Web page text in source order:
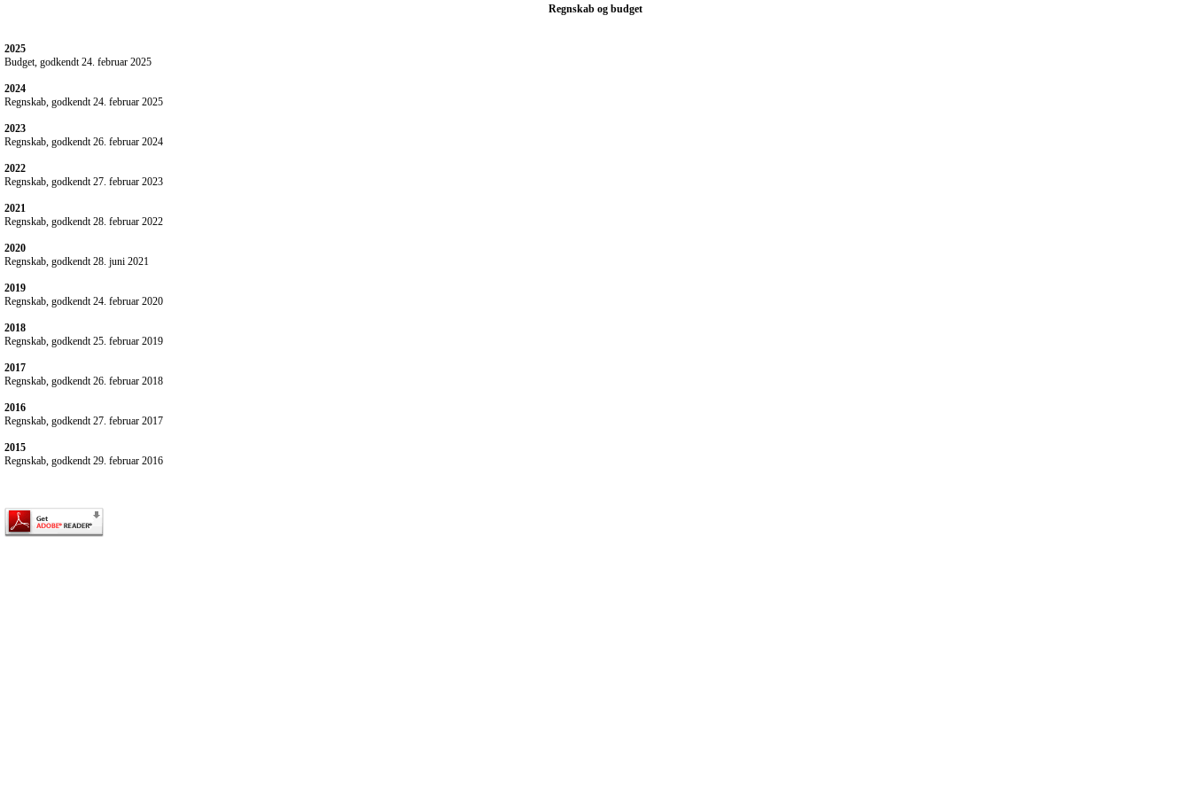
Regnskab og budget
2025
Budget, godkendt 24. februar 2025
2024
Regnskab, godkendt 24. februar 2025
2023
Regnskab, godkendt 26. februar 2024
2022
Regnskab, godkendt 27. februar 2023
2021
Regnskab, godkendt 28. februar 2022
2020
Regnskab, godkendt 28. juni 2021
2019
Regnskab, godkendt 24. februar 2020
2018
Regnskab, godkendt 25. februar 2019
2017
Regnskab, godkendt 26. februar 2018
2016
Regnskab, godkendt 27. februar 2017
2015
Regnskab, godkendt 29. februar 2016